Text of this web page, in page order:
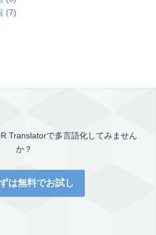
(7)
Translatorで多言語化してみません
か？
は無料でお試し